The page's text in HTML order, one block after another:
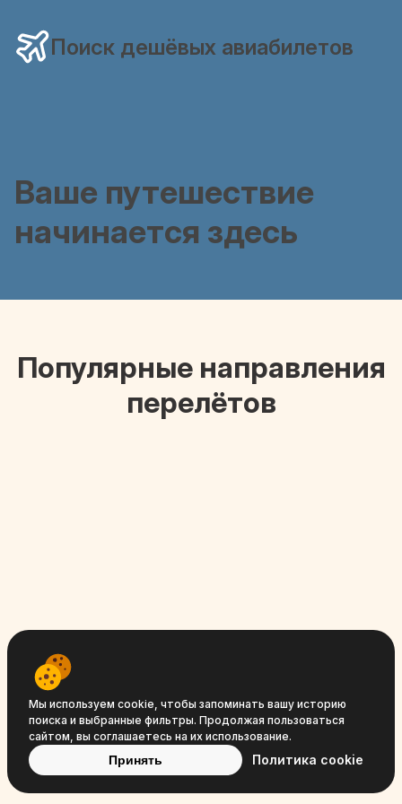
Поиск дешёвых авиабилетов
Ваше путешествие
начинается здесь
Популярные направления
перелётов
Условия
обслуживания
Политика
конфиденциальности
Политика
cookie
Мы используем cookie, чтобы запоминать вашу историю
поиска и выбранные фильтры. Продолжая пользоваться
сайтом, вы соглашаетесь на их использование.
Принять Политика cookie